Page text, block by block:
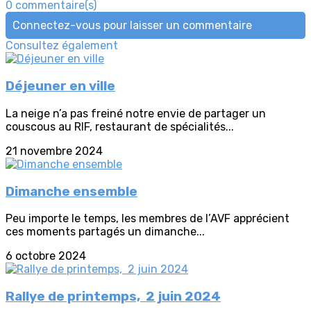
0 commentaire(s)
Connectez-vous pour laisser un commentaire
Consultez également
Déjeuner en ville
La neige n’a pas freiné notre envie de partager un
couscous au RIF, restaurant de spécialités...
21 novembre 2024
Dimanche ensemble
Peu importe le temps, les membres de l’AVF apprécient
ces moments partagés un dimanche...
6 octobre 2024
Rallye de printemps, 2 juin 2024